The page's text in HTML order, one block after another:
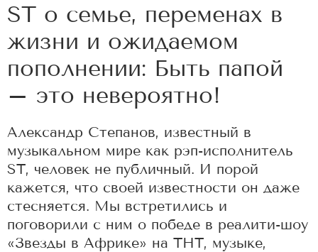
ST о семье, переменах в
жизни и ожидаемом
пополнении: Быть папой
– это невероятно!
Александр Степанов, известный в
музыкальном мире как рэп-исполнитель
ST, человек не публичный. И порой
кажется, что своей известности он даже
стесняется. Мы встретились и
поговорили с ним о победе в реалити-шоу
«Звезды в Африке» на ТНТ, музыке,